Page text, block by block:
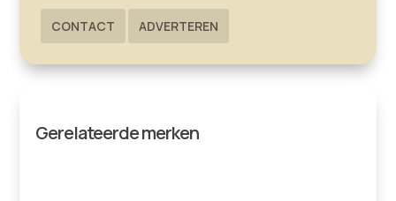
CONTACT ADVERTEREN
Gerelateerde merken